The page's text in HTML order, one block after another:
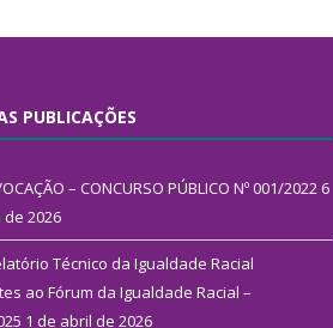
PUBLICAÇÕES
– CONCURSO PÚBLICO Nº 001/2022 6
2026
Técnico da Igualdade Racial
ao Fórum da Igualdade Racial –
1 de abril de 2026